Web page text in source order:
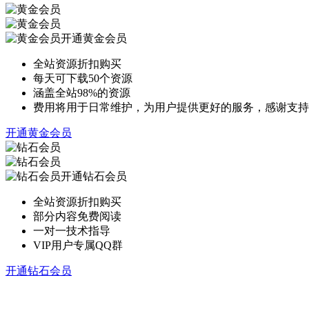
开通黄金会员
全站资源折扣购买
每天可下载50个资源
涵盖全站98%的资源
费用将用于日常维护，为用户提供更好的服务，感谢支持
开通黄金会员
开通钻石会员
全站资源折扣购买
部分内容免费阅读
一对一技术指导
VIP用户专属QQ群
开通钻石会员